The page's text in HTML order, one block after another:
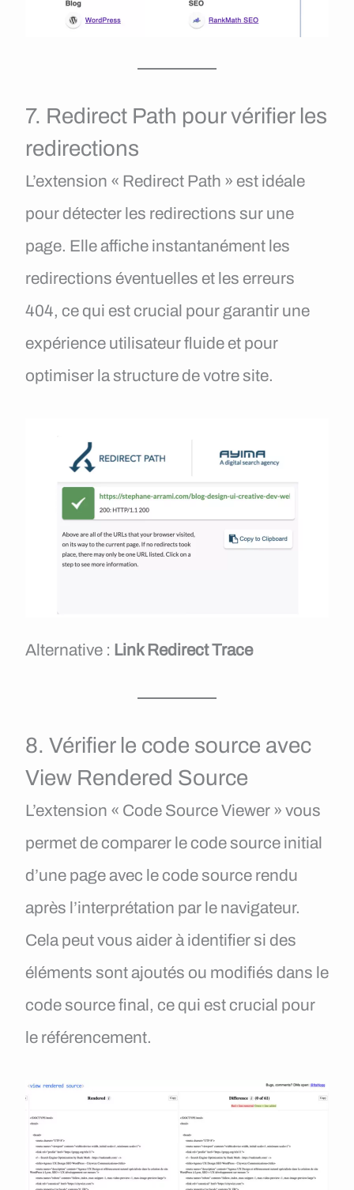
7. Redirect Path pour vérifier les
redirections
L’extension « Redirect Path » est idéale
pour détecter les redirections sur une
page. Elle affiche instantanément les
redirections éventuelles et les erreurs
404, ce qui est crucial pour garantir une
expérience utilisateur fluide et pour
optimiser la structure de votre site.
Alternative : Link Redirect Trace
8. Vérifier le code source avec
View Rendered Source
L’extension « Code Source Viewer » vous
permet de comparer le code source initial
d’une page avec le code source rendu
après l’interprétation par le navigateur.
Cela peut vous aider à identifier si des
éléments sont ajoutés ou modifiés dans le
code source final, ce qui est crucial pour
le référencement.